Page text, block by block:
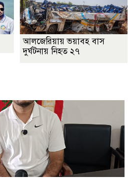
আলজেরিয়ায় ভয়াবহ বাস
দুর্ঘটনায় নিহত ২৭